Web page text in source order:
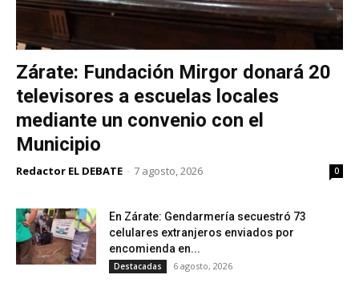
Zárate: Fundación Mirgor donará 20
televisores a escuelas locales
mediante un convenio con el
Municipio
Redactor EL DEBATE - 7 agosto, 2026 0
En Zárate: Gendarmería secuestró 73
celulares extranjeros enviados por
encomienda en...
Destacadas 6 agosto, 2026